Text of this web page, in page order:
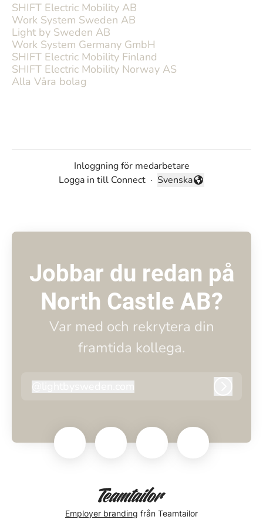
SHIFT Electric Mobility AB
Work System Sweden AB
Light by Sweden AB
Work System Germany GmbH
SHIFT Electric Mobility Finland
SHIFT Electric Mobility Norway AS
Alla Våra bolag
Inloggning för medarbetare
Logga in till Connect · Byt språk
Svenska
Jobbar du redan på
North Castle AB?
Var med och rekrytera din
framtida kollega.
lightbysweden.com
Employer branding från Teamtailor